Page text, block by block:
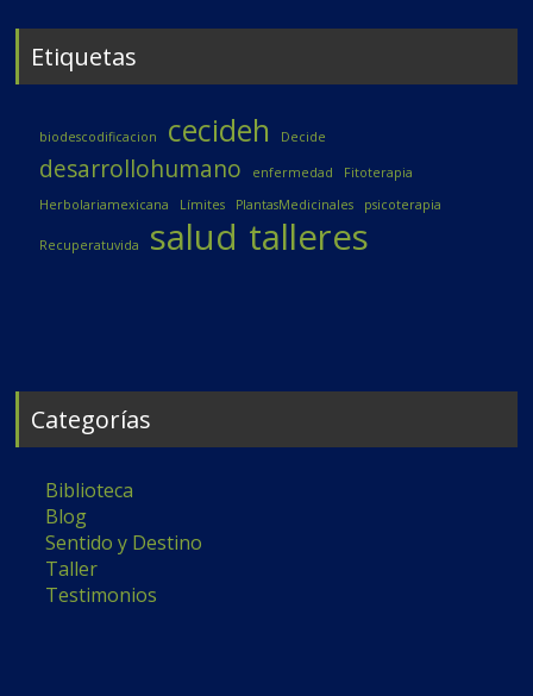
Etiquetas
biodescodificacion cecideh Decide
desarrollohumano enfermedad
Fitoterapia
Herbolariamexicana
Límites PlantasMedicinales psicoterapia
Recuperatuvida salud talleres
Categorías
Biblioteca
Blog
Sentido y Destino
Taller
Testimonios